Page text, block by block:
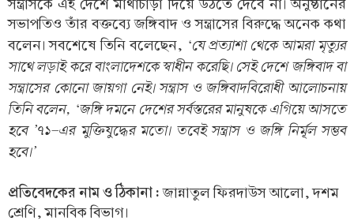
সন্ত্রাসকে এই দেশে মাথাচাড়া দিয়ে উঠতে দেবে না। অনুষ্ঠানের
সভাপতিও তাঁর বক্তব্যে জঙ্গিবাদ ও সন্ত্রাসের বিরুদ্ধে অনেক কথা
বলেন। সবশেষে তিনি বলেছেন, ‘যে প্রত্যাশা থেকে আমরা মৃত্যুর
সাথে লড়াই করে বাংলাদেশকে স্বাধীন করেছি। সেই দেশে জঙ্গিবাদ বা
সন্ত্রাসের কোনো জায়গা নেই। সন্ত্রাস ও জঙ্গিবাদবিরোধী আলোচনায়
তিনি বলেন, ‘জঙ্গি দমনে দেশের সর্বস্তরের মানুষকে এগিয়ে আসতে
হবে ’৭১-এর মুক্তিযুদ্ধের মতো। তবেই সন্ত্রাস ও জঙ্গি নির্মূল সম্ভব
হবে।’
প্রতিবেদকের নাম ও ঠিকানা :জান্নাতুল ফিরদাউস আলো, দশম
শ্রেণি, মানবিক বিভাগ।